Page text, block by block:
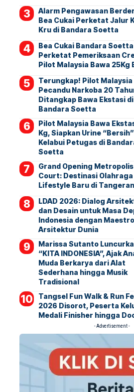
Alarm Pengawasan
Bea Cukai Perketat Jalur
Kru di Bandara Soetta
Bea Cukai Bandara Soetta
Perketat Pemeriksaan
Pilot Malaysia Bawa 25Kg
Terungkap! Pilot Malaysia
Pecandu Narkoba 20
Ditangkap Bawa Ekstasi di
Bandara Soetta
Pilot Malaysia Bawa
Kg, Siapkan Urine
Kelabui Petugas di
Soetta
Grand Opening
Court: Destinasi Olahraga
Lifestyle Baru di
LDAD 2026: Dialog
dan Desain untuk Masa
Indonesia dengan Maestro
Arsitektur Dunia
Marissa Sutanto
“KITA INDONESIA”, Ajak
Muda Berkarya dari Alat
Sederhana hingga Musik
Tradisional
Tangsel Fun Walk & Run
2026 Disorot, Peserta
Medali Finisher hingga
- Advertisement -